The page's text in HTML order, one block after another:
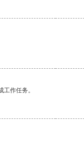
作任务。